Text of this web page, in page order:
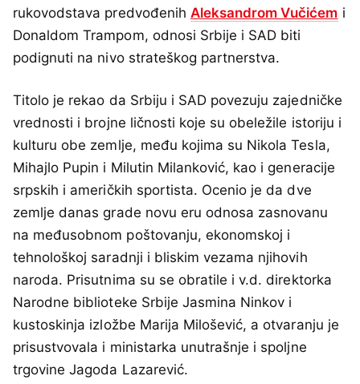
rukovodstava predvođenih Aleksandrom Vučićem i
Donaldom Trampom, odnosi Srbije i SAD biti
podignuti na nivo strateškog partnerstva.
Titolo je rekao da Srbiju i SAD povezuju zajedničke
vrednosti i brojne ličnosti koje su obeležile istoriju i
kulturu obe zemlje, među kojima su Nikola Tesla,
Mihajlo Pupin i Milutin Milanković, kao i generacije
srpskih i američkih sportista. Ocenio je da dve
zemlje danas grade novu eru odnosa zasnovanu
na međusobnom poštovanju, ekonomskoj i
tehnološkoj saradnji i bliskim vezama njihovih
naroda. Prisutnima su se obratile i v.d. direktorka
Narodne biblioteke Srbije Jasmina Ninkov i
kustoskinja izložbe Marija Milošević, a otvaranju je
prisustvovala i ministarka unutrašnje i spoljne
trgovine Jagoda Lazarević.